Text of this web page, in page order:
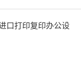
口打印复印办公设